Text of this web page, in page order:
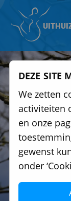
DEZE SITE
We zetten
activiteiten
en onze
gewenst
onder